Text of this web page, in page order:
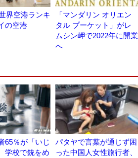
界空港ランキ
の空港
「マンダリン オリエン
タル プーケット」がレ
ムシン岬で2022年に開業
へ
65％が「いじ
校で銃をめ
パタヤで言葉が通じず困
った中国人女性旅行者、